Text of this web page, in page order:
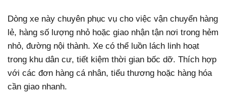
Dòng xe này chuyên phục vụ cho việc vận chuyển hàng
lẻ, hàng số lượng nhỏ hoặc giao nhận tận nơi trong hẻm
nhỏ, đường nội thành. Xe có thể luồn lách linh hoạt
trong khu dân cư, tiết kiệm thời gian bốc dỡ. Thích hợp
với các đơn hàng cá nhân, tiểu thương hoặc hàng hóa
cần giao nhanh.